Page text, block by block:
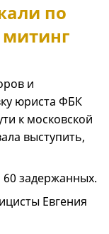
по
и
юриста ФБК
к московской
выступить,
задержанных.
Евгения